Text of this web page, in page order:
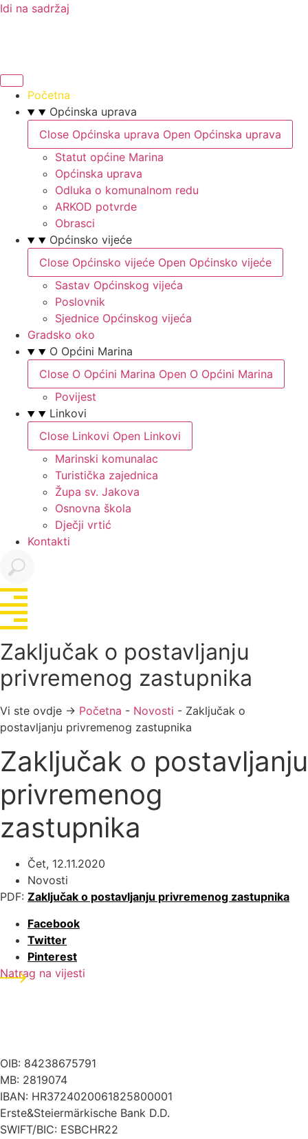
Idi na sadržaj
Početna
Općinska uprava
Close Općinska uprava Open Općinska uprava
Statut općine Marina
Općinska uprava
Odluka o komunalnom redu
ARKOD potvrde
Obrasci
Općinsko vijeće
Close Općinsko vijeće Open Općinsko vijeće
Sastav Općinskog vijeća
Poslovnik
Sjednice Općinskog vijeća
Gradsko oko
O Općini Marina
Close O Općini Marina Open O Općini Marina
Povijest
Linkovi
Close Linkovi Open Linkovi
Marinski komunalac
Turistička zajednica
Župa sv. Jakova
Osnovna škola
Dječji vrtić
Kontakti
Zaključak o postavljanju
privremenog zastupnika
Vi ste ovdje → Početna - Novosti - Zaključak o
postavljanju privremenog zastupnika
Zaključak o postavljanju
privremenog
zastupnika
Čet, 12.11.2020
Novosti
PDF: Zaključak o postavljanju privremenog zastupnika
Facebook
Twitter
Pinterest
Natrag na vijesti
OIB: 84238675791
MB: 2819074
IBAN: HR3724020061825800001
Erste&Steiermärkische Bank D.D.
SWIFT/BIC: ESBCHR22